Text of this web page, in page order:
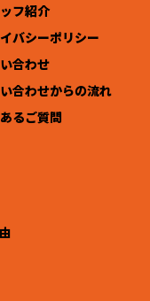
フ紹介
バシーポリシー
合わせ
合わせからの流れ
るご質問